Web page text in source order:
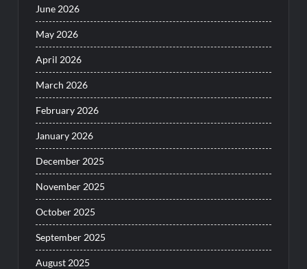
June 2026
May 2026
April 2026
March 2026
February 2026
January 2026
December 2025
November 2025
October 2025
September 2025
August 2025